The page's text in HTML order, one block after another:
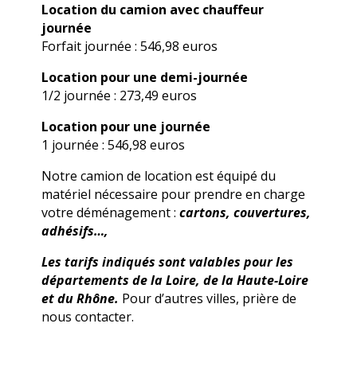
Location du camion avec chauffeur
journée
Forfait journée : 546,98 euros
Location pour une demi-journée
1/2 journée : 273,49 euros
Location pour une journée
1 journée : 546,98 euros
Notre camion de location est équipé du
matériel nécessaire pour prendre en charge
votre déménagement : cartons, couvertures,
adhésifs…,
Les tarifs indiqués sont valables pour les
départements de la Loire, de la Haute-Loire
et du Rhône. Pour d’autres villes, prière de
nous contacter.